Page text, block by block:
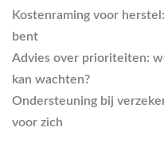
Kostenraming voor herstel
bent
Advies over prioriteiten:
kan wachten?
Ondersteuning bij
voor zich